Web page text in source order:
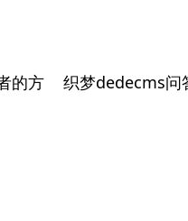
的方
下
织梦dedecms问